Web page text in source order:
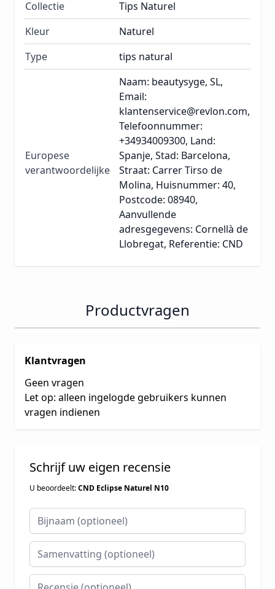
Collectie
Tips Naturel
Kleur
Naturel
Type
tips natural
Europese
verantwoordelijke
Naam: beautysyge, SL,
Email:
klantenservice@revlon.com,
Telefoonnummer:
+34934009300, Land:
Spanje, Stad: Barcelona,
Straat: Carrer Tirso de
Molina, Huisnummer: 40,
Postcode: 08940,
Aanvullende
adresgegevens: Cornellà de
Llobregat, Referentie: CND
Productvragen
Klantvragen
Geen vragen
Let op: alleen ingelogde gebruikers kunnen
vragen indienen
Schrijf uw eigen recensie
U beoordeelt:CND Eclipse Naturel N10
Bijnaam
Samenvatting
Recensie